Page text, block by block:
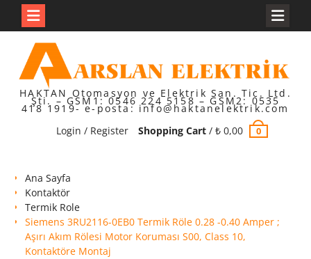
content
HAKTAN Otomasyon ve Elektrik San. Tic. Ltd.
Şti. – GSM1: 0546 224 5158 – GSM2: 0535
418 1919- e-posta: info@haktanelektrik.com
Login / Register
Shopping Cart/ ₺0,00 0
Ana Sayfa
Kontaktör
Termik Role
Siemens 3RU2116-0EB0 Termik Röle 0.28 -0.40 Amper ;
Aşırı Akım Rölesi Motor Koruması S00, Class 10,
Kontaktöre Montaj